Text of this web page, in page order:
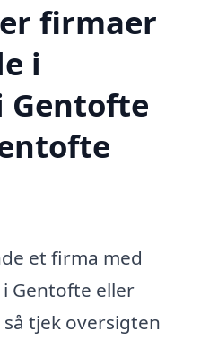
firmaer
i
et firma med
Gentofte eller
tjek oversigten